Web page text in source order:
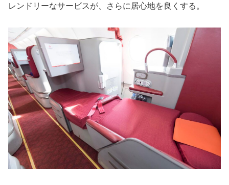
レンドリーなサービスが、さらに居心地を良くする。